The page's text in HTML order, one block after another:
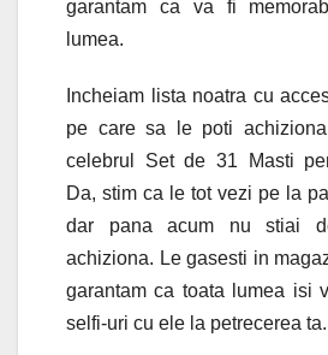
garantam ca va fi
lumea.
Incheiam lista noatra cu
pe care sa le poti
celebrul Set de 31 Masti
Da, stim ca le tot vezi pe la
dar pana acum nu stiai
achiziona. Le gasesti in
garantam ca toata lumea isi
selfi-uri cu ele la petrecerea ta.